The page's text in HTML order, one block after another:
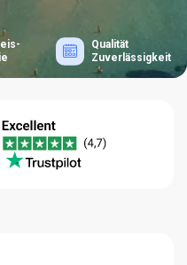
Qualität
Zuverlässigkeit